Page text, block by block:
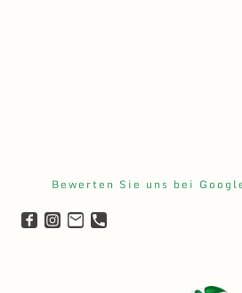
Bewerten Sie uns bei